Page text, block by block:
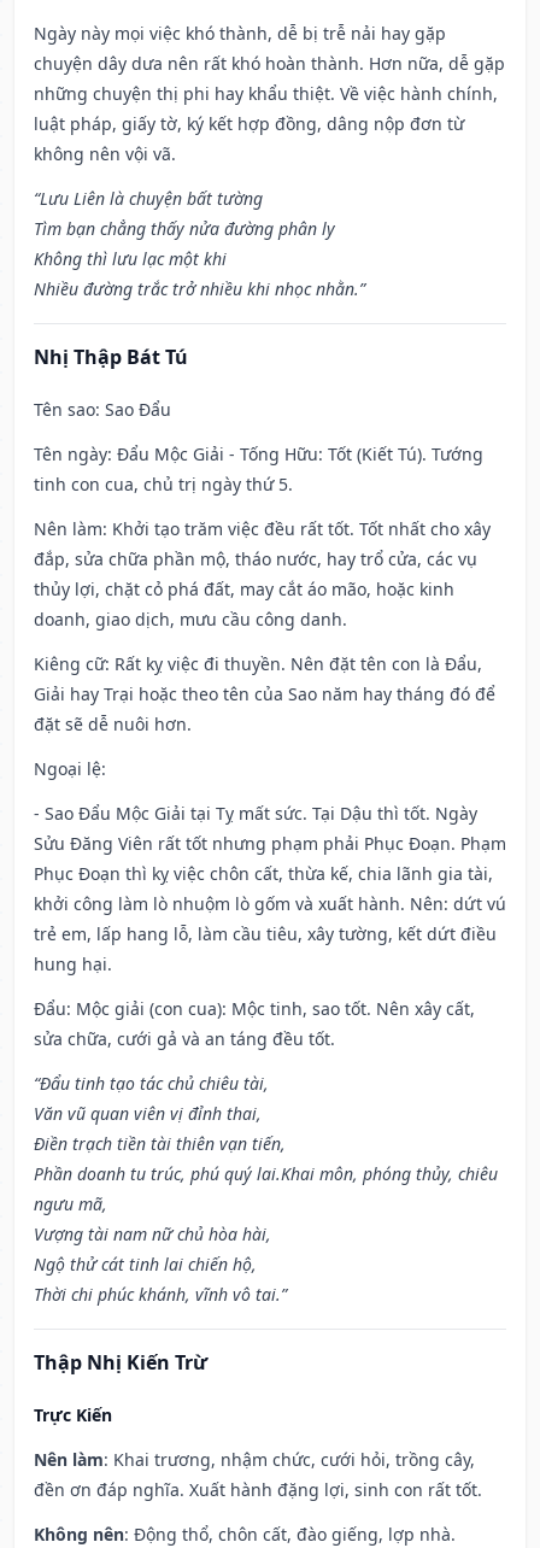
Ngày này mọi việc khó thành, dễ bị trễ nải hay gặp
chuyện dây dưa nên rất khó hoàn thành. Hơn nữa, dễ gặp
những chuyện thị phi hay khẩu thiệt. Về việc hành chính,
luật pháp, giấy tờ, ký kết hợp đồng, dâng nộp đơn từ
không nên vội vã.
“Lưu Liên là chuyện bất tường
Tìm bạn chẳng thấy nửa đường phân ly
Không thì lưu lạc một khi
Nhiều đường trắc trở nhiều khi nhọc nhằn.”
Nhị Thập Bát Tú
Tên sao: Sao Đẩu
Tên ngày: Đẩu Mộc Giải - Tống Hữu: Tốt (Kiết Tú). Tướng
tinh con cua, chủ trị ngày thứ 5.
Nên làm: Khởi tạo trăm việc đều rất tốt. Tốt nhất cho xây
đắp, sửa chữa phần mộ, tháo nước, hay trổ cửa, các vụ
thủy lợi, chặt cỏ phá đất, may cắt áo mão, hoặc kinh
doanh, giao dịch, mưu cầu công danh.
Kiêng cữ: Rất kỵ việc đi thuyền. Nên đặt tên con là Đẩu,
Giải hay Trại hoặc theo tên của Sao năm hay tháng đó để
đặt sẽ dễ nuôi hơn.
Ngoại lệ:
- Sao Đẩu Mộc Giải tại Tỵ mất sức. Tại Dậu thì tốt. Ngày
Sửu Đăng Viên rất tốt nhưng phạm phải Phục Đoạn. Phạm
Phục Đoạn thì kỵ việc chôn cất, thừa kế, chia lãnh gia tài,
khởi công làm lò nhuộm lò gốm và xuất hành. Nên: dứt vú
trẻ em, lấp hang lỗ, làm cầu tiêu, xây tường, kết dứt điều
hung hại.
Đẩu: Mộc giải (con cua): Mộc tinh, sao tốt. Nên xây cất,
sửa chữa, cưới gả và an táng đều tốt.
“Đẩu tinh tạo tác chủ chiêu tài,
Văn vũ quan viên vị đỉnh thai,
Điền trạch tiền tài thiên vạn tiến,
Phần doanh tu trúc, phú quý lai.Khai môn, phóng thủy, chiêu
ngưu mã,
Vượng tài nam nữ chủ hòa hài,
Ngộ thử cát tinh lai chiến hộ,
Thời chi phúc khánh, vĩnh vô tai.”
Thập Nhị Kiến Trừ
Trực Kiến
Nên làm: Khai trương, nhậm chức, cưới hỏi, trồng cây,
đền ơn đáp nghĩa. Xuất hành đặng lợi, sinh con rất tốt.
Không nên: Động thổ, chôn cất, đào giếng, lợp nhà.